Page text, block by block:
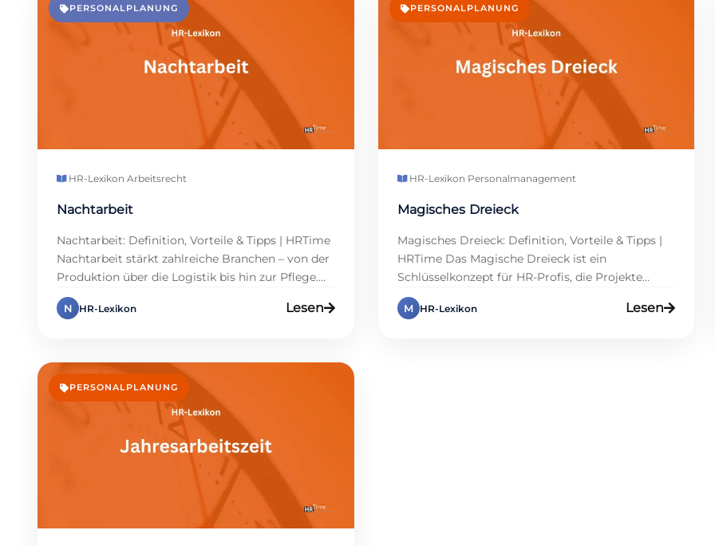
über die vereinbarte Stundenzahl hinausgeht. In
Deutschland regelt […]
Seiten. In Zeiten knapper Fachkräfte hilft […]
PERSONALPLANUNG
HR-Lexikon·Arbeitsrecht
Nachtarbeit
Nachtarbeit: Definition, Vorteile & Tipps | HRTime
Nachtarbeit stärkt zahlreiche Branchen – von der
Produktion über die Logistik bis hin zur Pflege.
Unternehmen können dadurch einen
durchgehenden Betrieb sicherstellen, während
gestalten, damit alle Beteiligten davon
profitieren? Dieser Lexikon-Eintrag gibt HR-Profis
und Führungskräften alle wichtigen
N HR-Lexikon Lesen
PERSONALPLANUNG
HR-Lexikon·Personalmanagement
Magisches Dreieck
Magisches Dreieck: Definition, Vorteile & Tipps |
HRTime Das Magische Dreieck ist ein
Schlüsselkonzept für HR-Profis, die Projekte
effizient steuern wollen. Die Optimierung von
Zeit, Kosten und Qualität bei gleichzeitiger
M HR-Lexikon Lesen
PERSONALPLANUNG